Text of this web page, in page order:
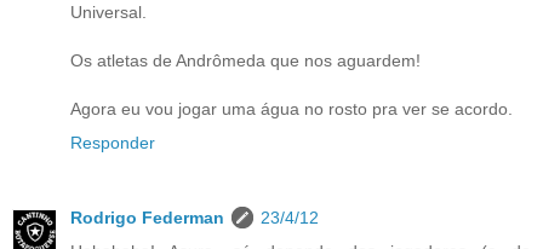
Universal.
Os atletas de Andrômeda que nos aguardem!
Agora eu vou jogar uma água no rosto pra ver se acordo.
Responder
Rodrigo Federman
23/4/12